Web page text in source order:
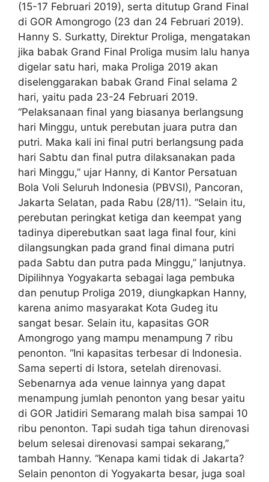
(15-17 Februari 2019), serta ditutup Grand Final
di GOR Amongrogo (23 dan 24 Februari 2019).
Hanny S. Surkatty, Direktur Proliga, mengatakan
jika babak Grand Final Proliga musim lalu hanya
digelar satu hari, maka Proliga 2019 akan
diselenggarakan babak Grand Final selama 2
hari, yaitu pada 23-24 Februari 2019.
“Pelaksanaan final yang biasanya berlangsung
hari Minggu, untuk perebutan juara putra dan
putri. Maka kali ini final putri berlangsung pada
hari Sabtu dan final putra dilaksanakan pada
hari Minggu,” ujar Hanny, di Kantor Persatuan
Bola Voli Seluruh Indonesia (PBVSI), Pancoran,
Jakarta Selatan, pada Rabu (28/11). “Selain itu,
perebutan peringkat ketiga dan keempat yang
tadinya diperebutkan saat laga final four, kini
dilangsungkan pada grand final dimana putri
pada Sabtu dan putra pada Minggu,” lanjutnya.
Dipilihnya Yogyakarta sebagai laga pembuka
dan penutup Proliga 2019, diungkapkan Hanny,
karena animo masyarakat Kota Gudeg itu
sangat besar. Selain itu, kapasitas GOR
Amongrogo yang mampu menampung 7 ribu
penonton. “Ini kapasitas terbesar di Indonesia.
Sama seperti di Istora, setelah direnovasi.
Sebenarnya ada venue lainnya yang dapat
menampung jumlah penonton yang besar yaitu
di GOR Jatidiri Semarang malah bisa sampai 10
ribu penonton. Tapi sudah tiga tahun direnovasi
belum selesai direnovasi sampai sekarang,”
tambah Hanny. “Kenapa kami tidak di Jakarta?
Selain penonton di Yogyakarta besar, juga soal